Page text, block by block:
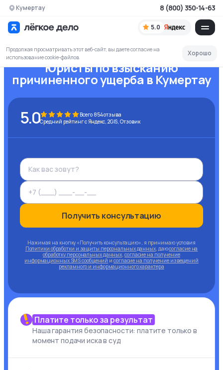
Кумертау
5.0
8 (800) 350-14-63
Продолжая просматривать этот веб-сайт, вы даете согласие на
использование cookie-файлов
Хорошо
Юристы по взысканию
причиненного ущерба в Кумертау
5.0 Всего 854отзыва
Средний рейтинг с Яндекс, 2GIS, Отзовик
Получить консультацию
Нажимая на кнопку «Получить консультацию», я принимаю условия
Политики обработки и защиты персональных данных, даюсогласие на
обработку персональных данных, согласие на получение
информационных SMS сообщений и согласие на получение извещений
рекламного и информационного характера
Платите только за результат
Наша гарантия безопасности: платите только в
момент подачи иска в суд